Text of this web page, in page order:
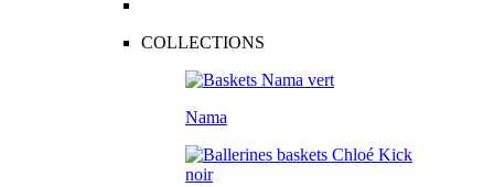
COLLECTIONS
Nama